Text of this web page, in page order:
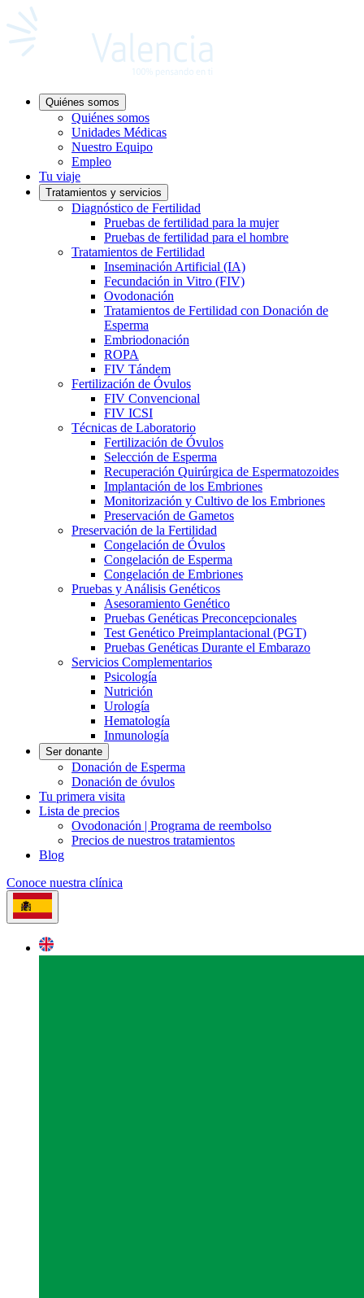
Quiénes somos
Quiénes somos
Unidades Médicas
Nuestro Equipo
Empleo
Tu viaje
Tratamientos y servicios
Diagnóstico de Fertilidad
Pruebas de fertilidad para la mujer
Pruebas de fertilidad para el hombre
Tratamientos de Fertilidad
Inseminación Artificial (IA)
Fecundación in Vitro (FIV)
Ovodonación
Tratamientos de Fertilidad con Donación de
Esperma
Embriodonación
ROPA
FIV Tándem
Fertilización de Óvulos
FIV Convencional
FIV ICSI
Técnicas de Laboratorio
Fertilización de Óvulos
Selección de Esperma
Recuperación Quirúrgica de Espermatozoides
Implantación de los Embriones
Monitorización y Cultivo de los Embriones
Preservación de Gametos
Preservación de la Fertilidad
Congelación de Óvulos
Congelación de Esperma
Congelación de Embriones
Pruebas y Análisis Genéticos
Asesoramiento Genético
Pruebas Genéticas Preconcepcionales
Test Genético Preimplantacional (PGT)
Pruebas Genéticas Durante el Embarazo
Servicios Complementarios
Psicología
Nutrición
Urología
Hematología
Inmunología
Ser donante
Donación de Esperma
Donación de óvulos
Tu primera visita
Lista de precios
Ovodonación | Programa de reembolso
Precios de nuestros tratamientos
Blog
Conoce nuestra clínica